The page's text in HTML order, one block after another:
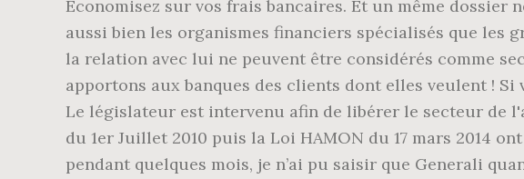
Économisez sur vos frais bancaires. Et un même
aussi bien les organismes financiers spécialisés que les
la relation avec lui ne peuvent être considérés comme
apportons aux banques des clients dont elles veulent !
Le législateur est intervenu afin de libérer le secteur de
du 1er Juillet 2010 puis la Loi HAMON du 17 mars 2014
pendant quelques mois, je n’ai pu saisir que Generali